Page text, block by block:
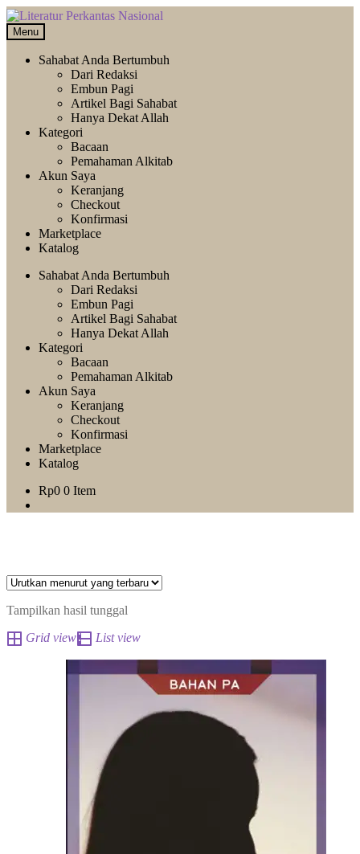
Skip
to
navigation
Langsung
ke
isi
Menu
Sahabat Anda Bertumbuh
Dari Redaksi
Embun Pagi
Artikel Bagi Sahabat
Hanya Dekat Allah
Kategori
Bacaan
Pemahaman Alkitab
Akun Saya
Keranjang
Checkout
Konfirmasi
Marketplace
Katalog
Sahabat Anda Bertumbuh
Dari Redaksi
Embun Pagi
Artikel Bagi Sahabat
Hanya Dekat Allah
Kategori
Bacaan
Pemahaman Alkitab
Akun Saya
Keranjang
Checkout
Konfirmasi
Marketplace
Katalog
Rp0 0 Item
Tampilkan hasil tunggal
Grid view
List view